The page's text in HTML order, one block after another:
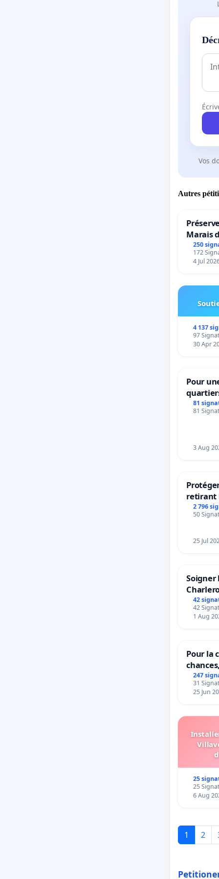
Vos
Autres
Marais
250
172
4 Jul
4 137
97
30 Apr
Pour
81
81
3 Aug
retirant
rayons
2 796
50
25 Jul
Soigner
42
42
1 Aug
Pour la
247
31
25 Jun
25
25
6 Aug
1 2